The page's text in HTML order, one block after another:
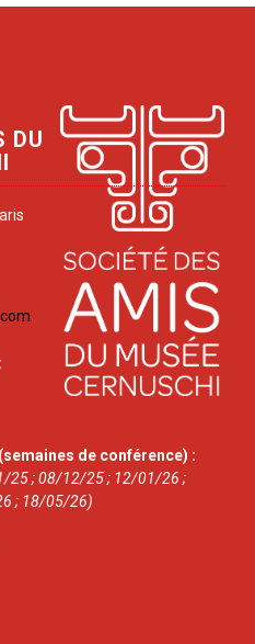
DU
:
(semaines de conférence) :
25 ; 08/12/25 ; 12/01/26 ;
; 18/05/26)